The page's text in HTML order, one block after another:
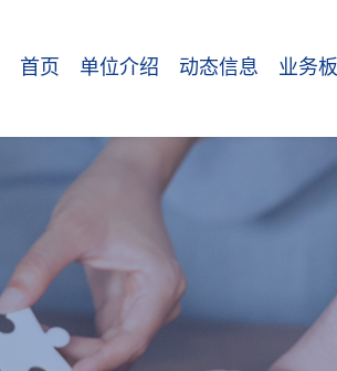
首页 单位介绍
组织机构
科研平台
动态信息 业务
调查监
国土空间咨